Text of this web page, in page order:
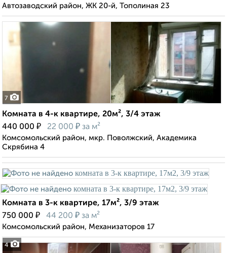
Автозаводский район, ЖК 20-й, Тополиная 23
7
Комната в 4-к квартире, 20м², 3/4 этаж
440 000 ₽ 22 000 ₽ за м²
Комсомольский район, мкр. Поволжский, Академика
Скрябина 4
4
Комната в 3-к квартире, 17м², 3/9 этаж
750 000 ₽ 44 200 ₽ за м²
Комсомольский район, Механизаторов 17